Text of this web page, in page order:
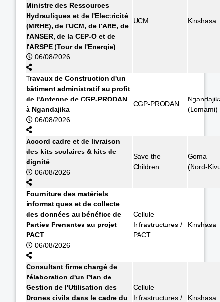
Ministre des Ressources
Hydrauliques et de l'Electricité
(MRHE), de l'UCM, de l'ARE, de
l'ANSER, de la CEP-O et de
l'ARSPE (Tour de l'Energie)
06/08/2026
UCM Kinshasa
Travaux de Construction d'un
bâtiment administratif au profit
de l'Antenne de CGP-PRODAN
à Ngandajika
06/08/2026
CGP-PRODAN
(Lomami)
Accord cadre et de livraison
des kits scolaires & kits de
dignité
06/08/2026
Save the
Children
Goma
(Nord-
Fourniture des matériels
informatiques et de collecte
des données au bénéfice de
Parties Prenantes au projet
PACT
06/08/2026
Cellule
Infrastructures /
PACT
Kinshasa
Consultant firme chargé de
l'élaboration d'un Plan de
Gestion de l'Utilisation des
Drones civils dans le cadre du
Cellule
Infrastructures /
Kinshasa